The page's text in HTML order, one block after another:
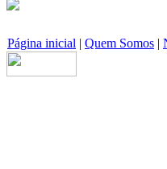
Página inicial | Quem Somos |